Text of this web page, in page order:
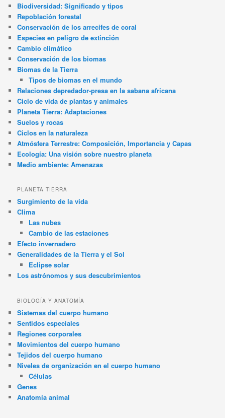
Biodiversidad: Significado y tipos
Repoblación forestal
Conservación de los arrecifes de coral
Especies en peligro de extinción
Cambio climático
Conservación de los biomas
Biomas de la Tierra
Tipos de biomas en el mundo
Relaciones depredador-presa en la sabana africana
Ciclo de vida de plantas y animales
Planeta Tierra: Adaptaciones
Suelos y rocas
Ciclos en la naturaleza
Atmósfera Terrestre: Composición, Importancia y Capas
Ecología: Una visión sobre nuestro planeta
Medio ambiente: Amenazas
PLANETA TIERRA
Surgimiento de la vida
Clima
Las nubes
Cambio de las estaciones
Efecto invernadero
Generalidades de la Tierra y el Sol
Eclipse solar
Los astrónomos y sus descubrimientos
BIOLOGÍA Y ANATOMÍA
Sistemas del cuerpo humano
Sentidos especiales
Regiones corporales
Movimientos del cuerpo humano
Tejidos del cuerpo humano
Niveles de organización en el cuerpo humano
Células
Genes
Anatomía animal